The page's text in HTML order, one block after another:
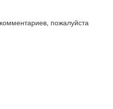
пожалуйста